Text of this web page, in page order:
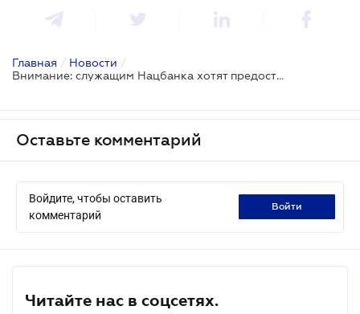
Главная / Новости /
Внимание: служащим Нацбанка хотят предоставить больше доступа к внутренней информации банков
Оставьте комментарий
Войдите, чтобы оставить
комментарий
войти
Читайте нас в соцсетях.